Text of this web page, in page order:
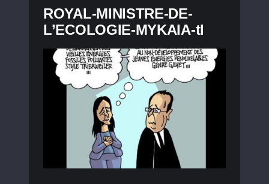
ROYAL-MINISTRE-DE-
L’ECOLOGIE-MYKAIA-tl